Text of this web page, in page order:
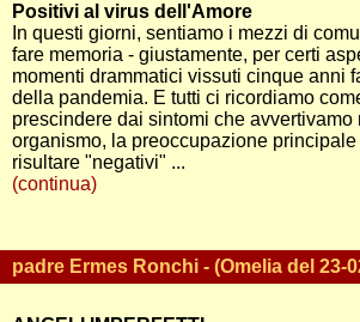
Positivi al virus dell'Amore
In questi giorni, sentiamo i mezzi di
fare memoria - giustamente, per certi
momenti drammatici vissuti cinque anni
della pandemia. E tutti ci ricordiamo
prescindere dai sintomi che avvertivamo
organismo, la preoccupazione
risultare "negativi" ...
(continua)
padre Ermes Ronchi - (Omelia del 23-